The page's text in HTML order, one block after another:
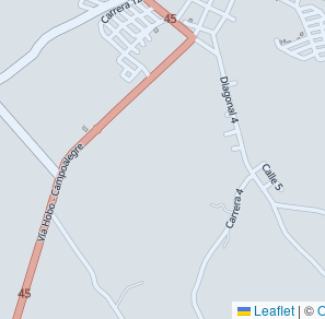
Leaflet | ©